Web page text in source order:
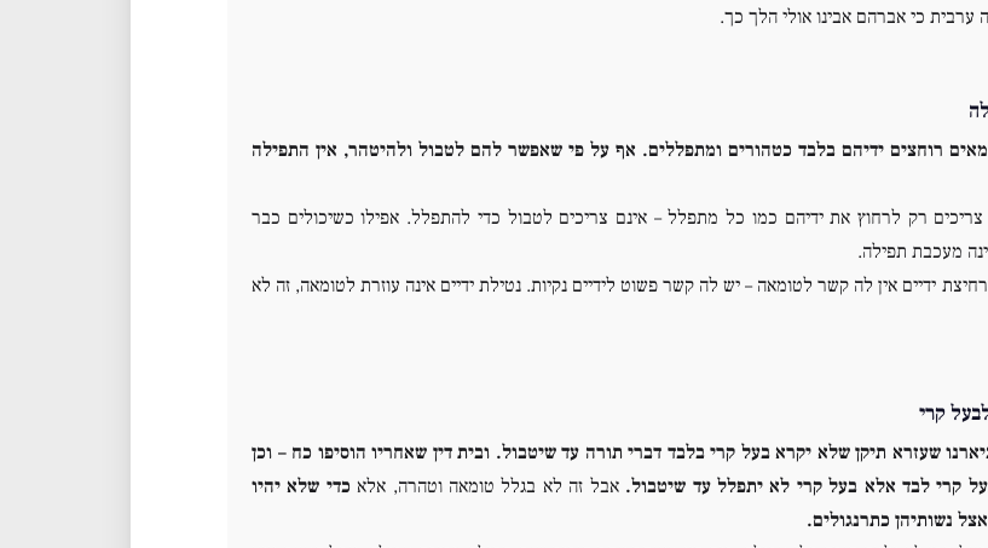
ערבית כי אברהם אבינו אולי הלך כך.
רוחצים ידיהם בלבד כטהורים ומתפללים. אף על פי שאפשר להם לטבול ולהיטהר, אין התפילה
רק לרחוץ את ידיהם כמו כל מתפלל – אינם צריכים לטבול כדי להתפלל. אפילו כשיכולים כבר
מעכבת תפילה.
ידיים אין לה קשר לטומאה – יש לה קשר פשוט לידיים נקיות. נטילת ידיים אינה עוזרת לטומאה, זה לא
קרי
שעזרא תיקן שלא יקרא בעל קרי בלבד דברי תורה עד שיטבול. ובית דין שאחריו הוסיפו כח – וכן
קרי לבד אלא בעל קרי לא יתפלל עד שיטבול. אבל זה לא בגלל טומאה וטהרה, אלא כדי שלא יהיו
נשותיהן כתרנגולים.